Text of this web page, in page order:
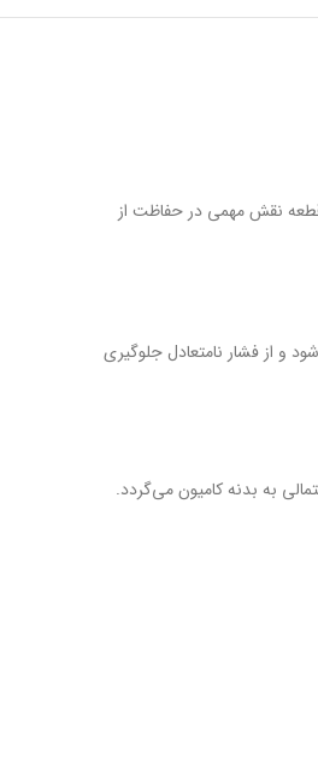
نقش مهمی در حفاظت از
از فشار نامتعادل جلوگیری
به بدنه کامیون می‌گردد.